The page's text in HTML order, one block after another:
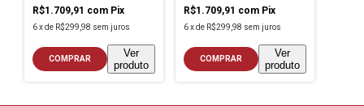
R$1.709,91 com Pix
6 xde R$299,98 sem juros
COMPRAR
Ver
produto
R$1.709,91 com Pix
6xde R$299,98 sem juros
COMPRAR
Ver
produto